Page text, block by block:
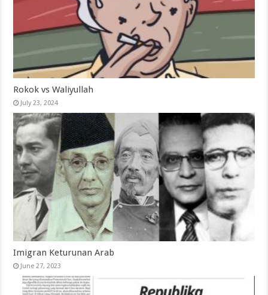
Rokok vs Waliyullah
July 23, 2024
Imigran Keturunan Arab
June 27, 2023